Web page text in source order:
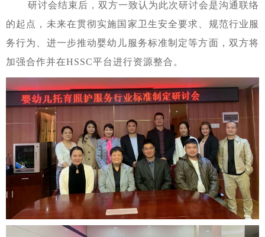
研讨会结束后，双方一致认为此次研讨会是沟通联络
的起点， 未来在贯彻实施国家卫生安全要求、规范行业服
务行为、进一步推动婴幼儿服务标准制定等方面，双方将
加强合作并在HSSC平台进行资源整合。